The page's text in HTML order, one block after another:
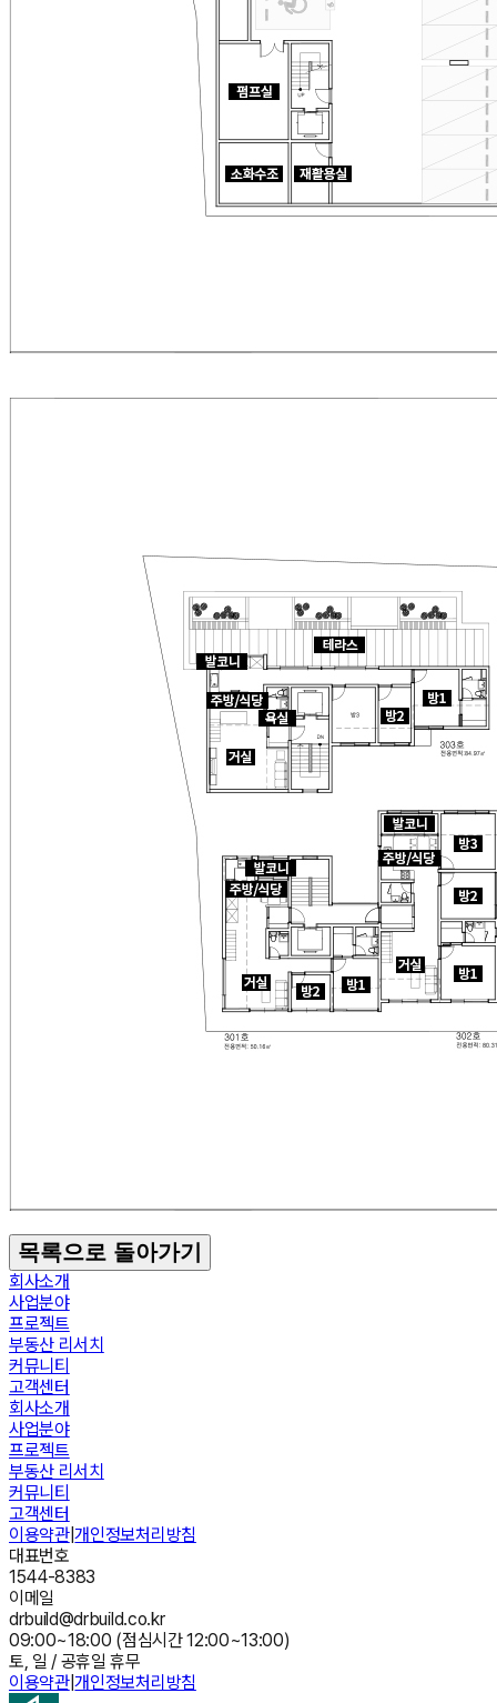
목록으로 돌아가기
회사소개
사업분야
프로젝트
부동산 리서치
커뮤니티
고객센터
회사소개
사업분야
프로젝트
부동산 리서치
커뮤니티
고객센터
이용약관|개인정보처리방침
대표번호
1544-8383
이메일
drbuild@drbuild.co.kr
09:00~18:00 (점심시간 12:00~13:00)
토, 일 / 공휴일 휴무
이용약관|개인정보처리방침